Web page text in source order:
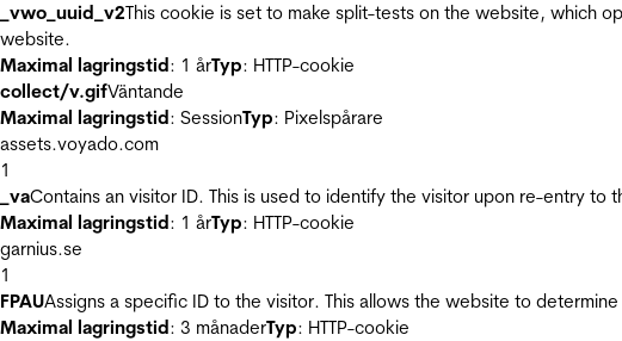
_vwo_uuid_v2This cookie is set to make split-tests on the website, which
website.
Maximal lagringstid: 1 årTyp: HTTP-cookie
collect/v.gifVäntande
Maximal lagringstid: SessionTyp: Pixelspårare
assets.voyado.com
1
_vaContains an visitor ID. This is used to identify the visitor upon re-entry to
Maximal lagringstid: 1 årTyp: HTTP-cookie
garnius.se
1
FPAUAssigns a specific ID to the visitor. This allows the website to
Maximal lagringstid: 3 månaderTyp: HTTP-cookie